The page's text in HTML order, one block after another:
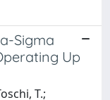
Sigma
Up
T.;